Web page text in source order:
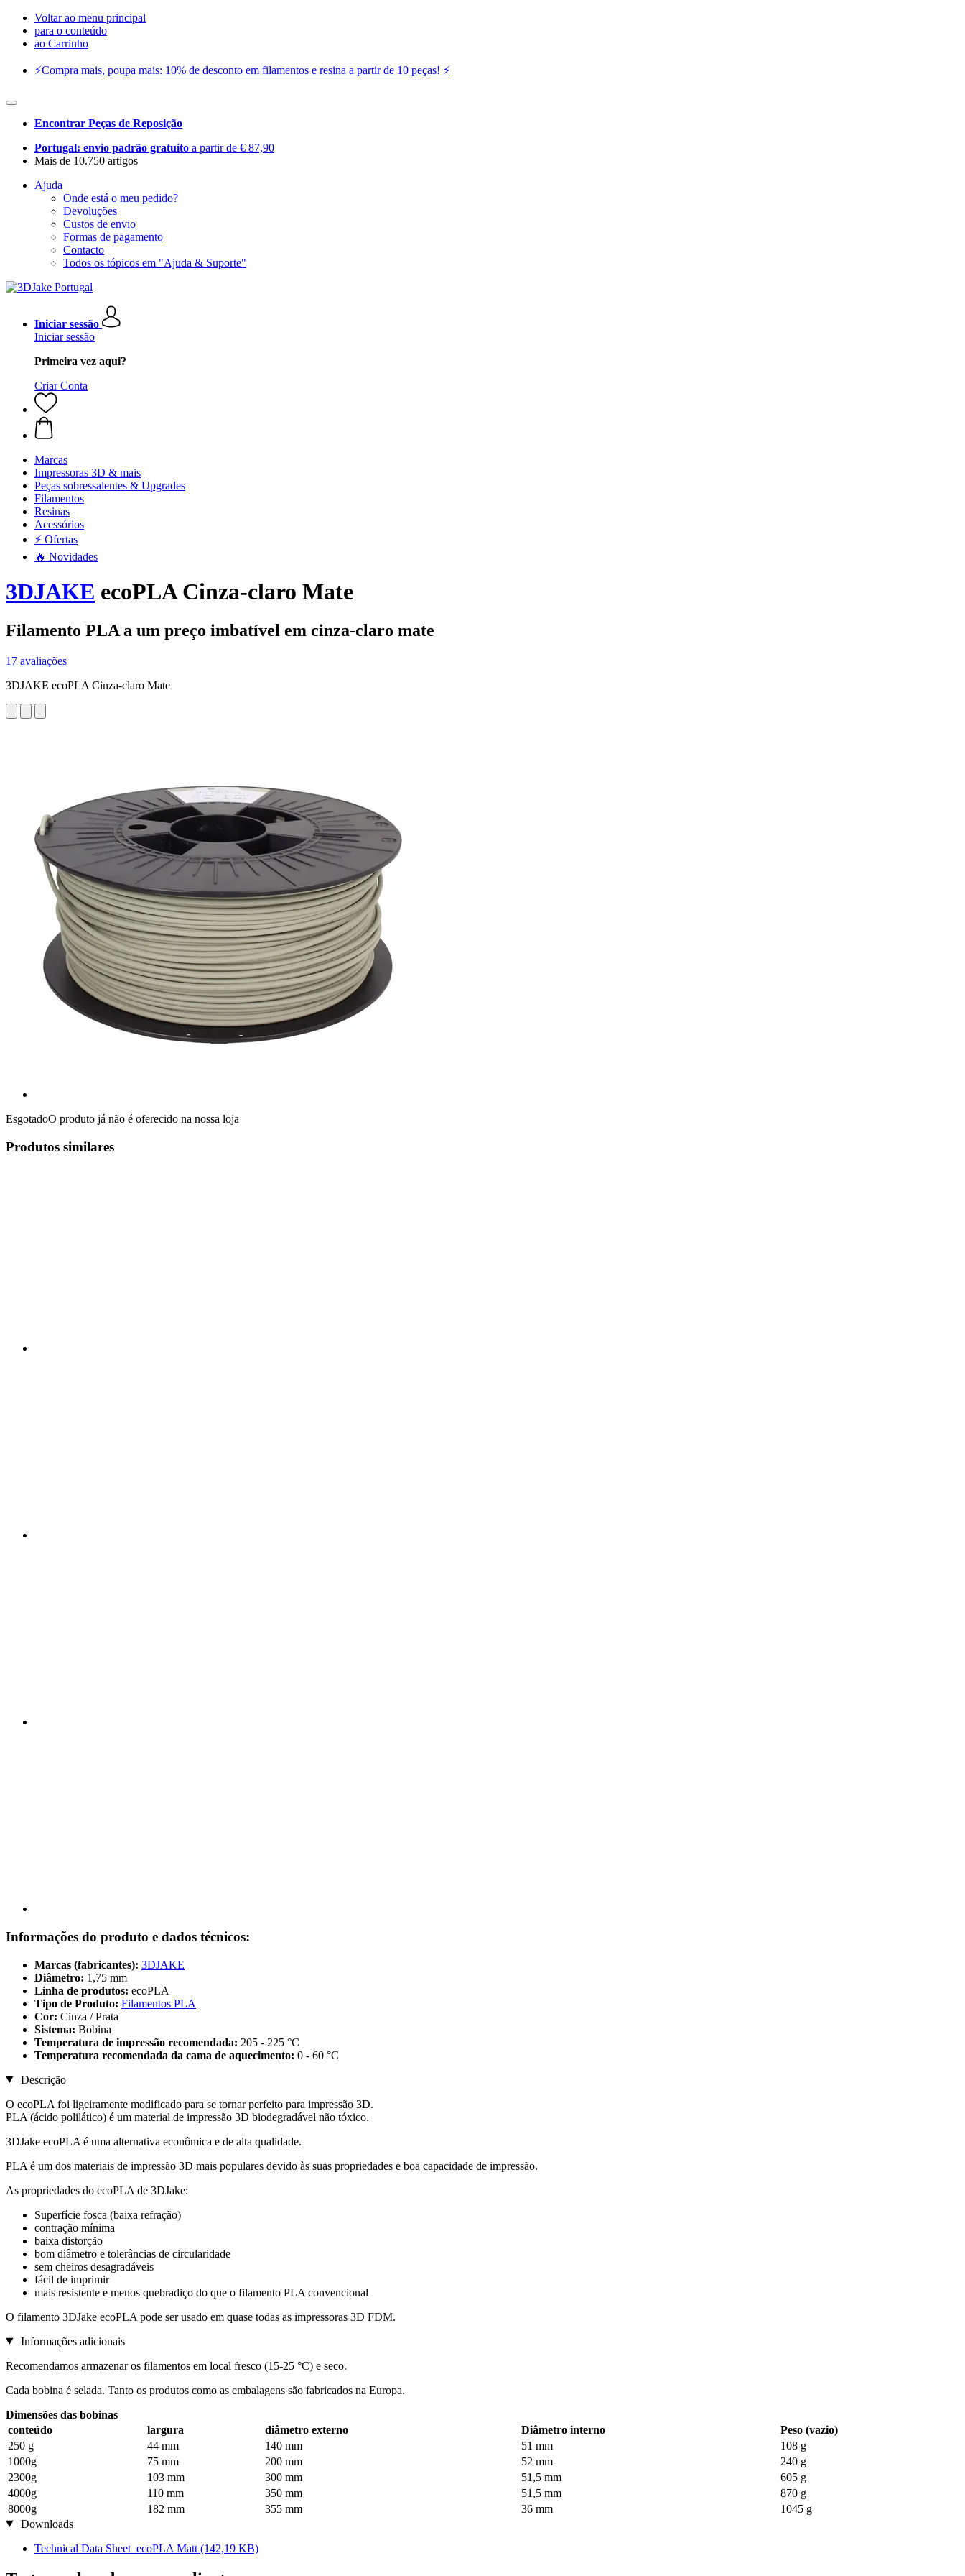
Voltar ao menu principal
para o conteúdo
ao Carrinho
⚡️Compra mais, poupa mais: 10% de desconto em filamentos e resina a partir de 10 peças! ⚡️
Encontrar Peças de Reposição
Portugal: envio padrão gratuito a partir de € 87,90
Mais de 10.750 artigos
Ajuda
Onde está o meu pedido?
Devoluções
Custos de envio
Formas de pagamento
Contacto
Todos os tópicos em "Ajuda & Suporte"
Iniciar sessão
Iniciar sessão
Primeira vez aqui?
Criar Conta
Marcas
Impressoras 3D & mais
Peças sobressalentes & Upgrades
Filamentos
Resinas
Acessórios
⚡ Ofertas
🔥 Novidades
3DJAKE ecoPLA Cinza-claro Mate
Filamento PLA a um preço imbatível em cinza-claro mate
17 avaliações
3DJAKE ecoPLA Cinza-claro Mate
EsgotadoO produto já não é oferecido na nossa loja
Produtos similares
Informações do produto e dados técnicos:
Marcas (fabricantes): 3DJAKE
Diâmetro: 1,75 mm
Linha de produtos: ecoPLA
Tipo de Produto: Filamentos PLA
Cor: Cinza / Prata
Sistema: Bobina
Temperatura de impressão recomendada: 205 - 225 °C
Temperatura recomendada da cama de aquecimento: 0 - 60 °C
Descrição
O ecoPLA foi ligeiramente modificado para se tornar perfeito para impressão 3D.
PLA (ácido polilático) é um material de impressão 3D biodegradável não tóxico.
3DJake ecoPLA é uma alternativa econômica e de alta qualidade.
PLA é um dos materiais de impressão 3D mais populares devido às suas propriedades e boa capacidade de impressão.
As propriedades do ecoPLA de 3DJake:
Superfície fosca (baixa refração)
contração mínima
baixa distorção
bom diâmetro e tolerâncias de circularidade
sem cheiros desagradáveis
fácil de imprimir
mais resistente e menos quebradiço do que o filamento PLA convencional
O filamento 3DJake ecoPLA pode ser usado em quase todas as impressoras 3D FDM.
Informações adicionais
Recomendamos armazenar os filamentos em local fresco (15-25 °C) e seco.
Cada bobina é selada. Tanto os produtos como as embalagens são fabricados na Europa.
Dimensões das bobinas
conteúdo
largura diâmetro externo Diâmetro interno
Peso (vazio)
250 g
44 mm 140 mm 51 mm
108 g
1000g
75 mm 200 mm 52 mm
240 g
2300g
103 mm 300 mm 51,5 mm
605 g
4000g
110 mm 350 mm 51,5 mm
870 g
8000g
182 mm 355 mm 36 mm
1045 g
Downloads
Technical Data Sheet_ecoPLA Matt (142,19 KB)